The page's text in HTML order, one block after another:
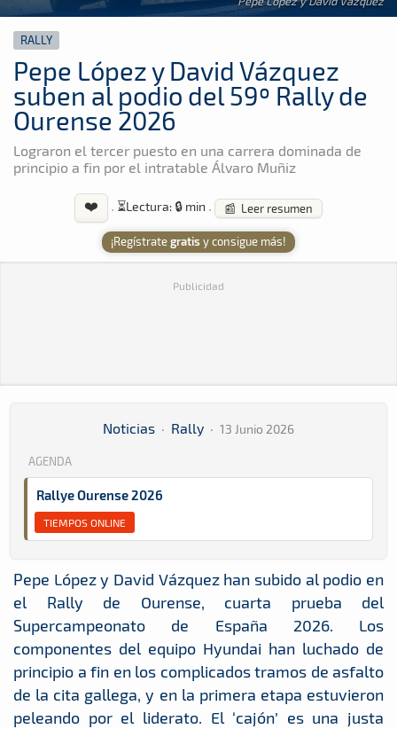
RALLY
Pepe López y David Vázquez
suben al podio del 59º Rally de
Ourense 2026
Lograron el tercer puesto en una carrera dominada de
principio a fin por el intratable Álvaro Muñiz
❤️ · ⏳Lectura: 🔒 min · 📰 Leer resumen
¡Regístrategratis y consigue más!
Publicidad
Noticias · Rally · 13 Junio 2026
AGENDA
Rallye Ourense 2026
TIEMPOS ONLINE
Pepe López y David Vázquez han subido al podio en
el Rally de Ourense, cuarta prueba del
Supercampeonato de España 2026. Los
componentes del equipo Hyundai han luchado de
principio a fin en los complicados tramos de asfalto
de la cita gallega, y en la primera etapa estuvieron
peleando por el liderato. El ‘cajón’ es una justa